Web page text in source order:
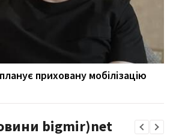
приховану мобілізацію
bigmir)net